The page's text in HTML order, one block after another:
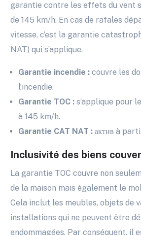
garantie contre les effets du vent
de 145 km/h. En cas de rafales
vitesse, c’est la garantie
NAT) qui s’applique.
Garantie incendie : couvre les
l’incendie.
Garantie TOC : s’applique pour
à 145 km/h.
Garantie CAT NAT : актив à
Inclusivité des biens
La garantie TOC couvre non
de la maison mais également le
Cela inclut les meubles, objets de
installations qui ne peuvent être
endommagées. Par conséquent, il